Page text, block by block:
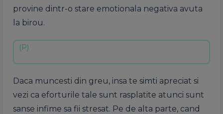
provine dintr-o stare emotionala negativa avuta
la birou.
Daca muncesti din greu, insa te simti apreciat si
vezi ca eforturile tale sunt rasplatite atunci sunt
sanse infime sa fii stresat. Pe de alta parte, cand